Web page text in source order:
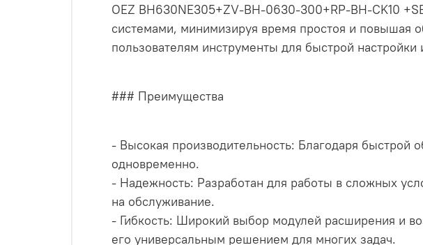
OEZ BH630NE305+ZV-BH-0630-300+RP-BH-CK10
системами, минимизируя время простоя и повышая
пользователям инструменты для быстрой
### Преимущества
- Высокая производительность: Благодаря быстрой
одновременно.
- Надежность: Разработан для работы в сложных
на обслуживание.
- Гибкость: Широкий выбор модулей расширения и
его универсальным решением для многих задач.